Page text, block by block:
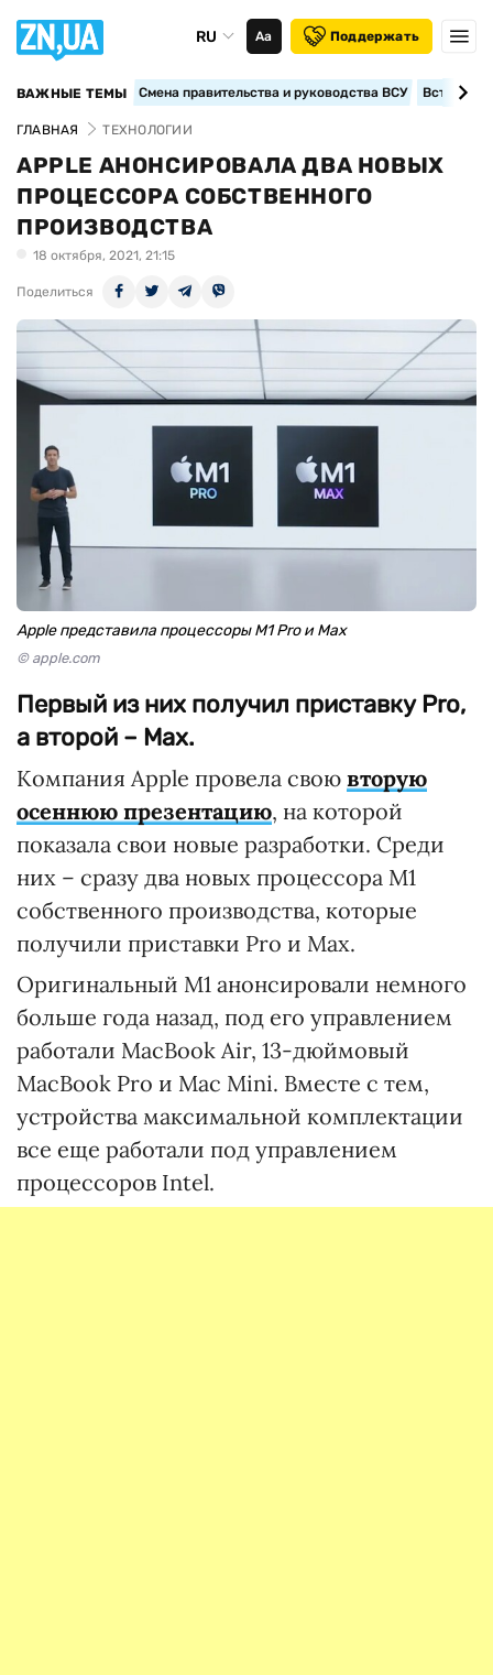
RU Аа Поддержать
ВАЖНЫЕ ТЕМЫ Смена правительства и руководства ВСУ
ГЛАВНАЯ ТЕХНОЛОГИИ
APPLE АНОНСИРОВАЛА ДВА НОВЫХ
ПРОЦЕССОРА СОБСТВЕННОГО
ПРОИЗВОДСТВА
18 октября, 2021, 21:15
Поделиться
Apple представила процессоры M1 Pro и Max
© apple.com
Первый из них получил приставку Pro,
а второй – Max.
Компания Apple провела свою вторую
осеннюю презентацию, на которой
показала свои новые разработки. Среди
них – сразу два новых процессора М1
собственного производства, которые
получили приставки Pro и Max.
Оригинальный М1 анонсировали немного
больше года назад, под его управлением
работали MacBook Air, 13-дюймовый
MacBook Pro и Mac Mini. Вместе с тем,
устройства максимальной комплектации
все еще работали под управлением
процессоров Intel.